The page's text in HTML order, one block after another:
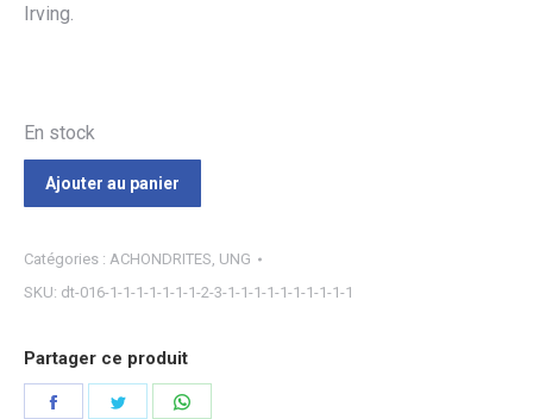
Irving.
En stock
Ajouter au panier
Catégories : ACHONDRITES UNG
SKU: dt-016-1-1-1-1-1-1-1-2-3-1-1-1-1-1-1-1-1-1-1
Partager ce produit
Partager Partager